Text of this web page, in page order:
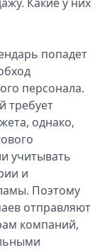
попадет
персонала.
требует
однако,
учитывать
и
Поэтому
отправляют
компаний,